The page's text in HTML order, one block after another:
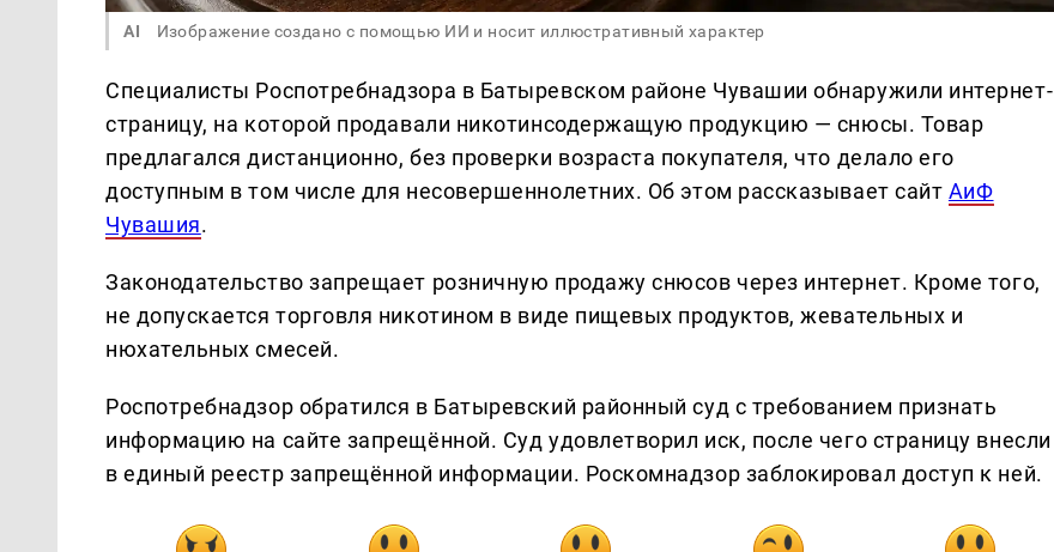
AI Изображение создано с помощью ИИ и носит иллюстративный характер
Специалисты Роспотребнадзора в Батыревском районе Чувашии обнаружили интернет-
страницу, на которой продавали никотинсодержащую продукцию — снюсы. Товар
предлагался дистанционно, без проверки возраста покупателя, что делало его
доступным в том числе для несовершеннолетних. Об этом рассказывает сайт АиФ
Чувашия.
Законодательство запрещает розничную продажу снюсов через интернет. Кроме того,
не допускается торговля никотином в виде пищевых продуктов, жевательных и
нюхательных смесей.
Роспотребнадзор обратился в Батыревский районный суд с требованием признать
информацию на сайте запрещённой. Суд удовлетворил иск, после чего страницу внесли
в единый реестр запрещённой информации. Роскомнадзор заблокировал доступ к ней.